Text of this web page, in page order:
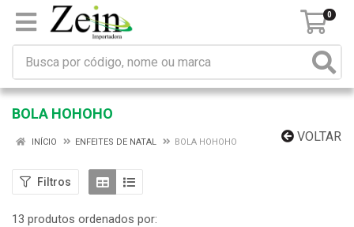
0
BOLA HOHOHO
VOLTAR
INÍCIO ENFEITES DE NATAL BOLA HOHOHO
Filtros
13 produtos ordenados por: